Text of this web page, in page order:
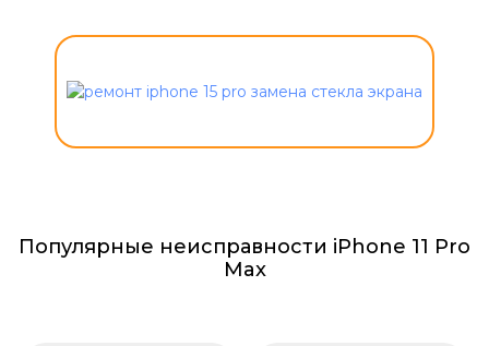
Популярные неисправности iPhone 11 Pro
Max